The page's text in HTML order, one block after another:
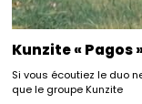
Kunzite « Pagos
Si vous écoutiez le duo
que le groupe Kunzite